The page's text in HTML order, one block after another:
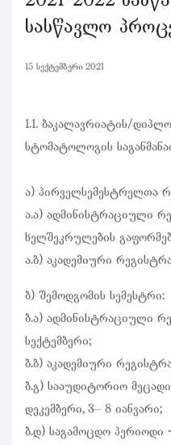
სასწავლო
15 სექტემბერი 2021
1.1. ბაკალავრიატის/
სტომატოლოგის
ა) პირველსემესტრელთა
ა.ა) ადმინისტრაციული
ხელშეკრულების
ა.ბ) აკადემიური
ბ) შემოდგომის სემესტრი:
ბ.ა) ადმინისტრაციული
სექტემბერი;
ბ.ბ) აკადემიური
ბ.გ) სააუდიტორიო
დეკემბერი, 3– 8 იანვარი;
ბ.დ) საგამოცდო პერიოდი